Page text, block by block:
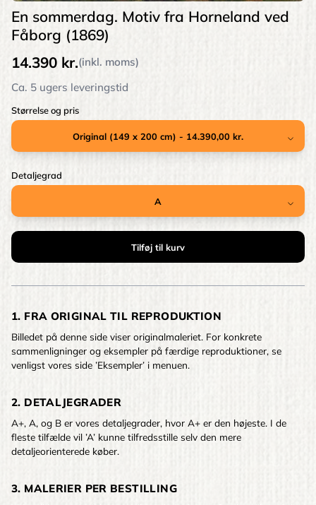
En sommerdag. Motiv fra Horneland ved
Fåborg (1869)
14.390 kr.(inkl. moms)
Ca. 5 ugers leveringstid
Størrelse og pris
Detaljegrad
1. FRA ORIGINAL TIL REPRODUKTION
Billedet på denne side viser originalmaleriet. For konkrete
sammenligninger og eksempler på færdige reproduktioner, se
venligst vores side ’Eksempler’ i menuen.
2. DETALJEGRADER
A+, A, og B er vores detaljegrader, hvor A+ er den højeste. I de
fleste tilfælde vil ’A’ kunne tilfredsstille selv den mere
detaljeorienterede køber.
3. MALERIER PER BESTILLING